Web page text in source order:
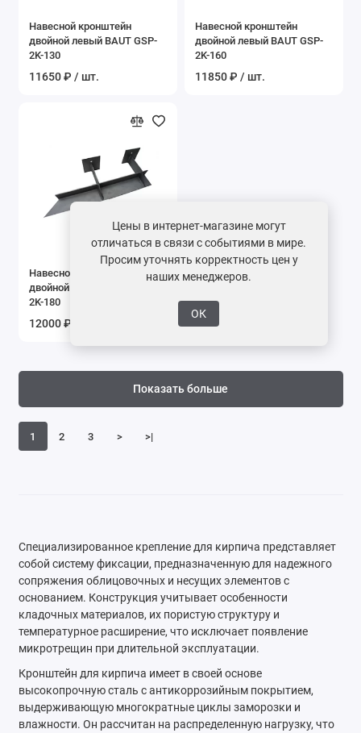
Навесной кронштейн
двойной левый BAUT GSP-
2K-130
11650 ₽ / шт.
Навесной кронштейн
двойной левый BAUT GSP-
2K-160
11850 ₽ / шт.
Навесной кронштейн
двойной левый BAUT GSP-
2K-180
12000 ₽ / шт.
1 2 3 > >|
Показать больше
Специализированное крепление для кирпича представляет
собой систему фиксации, предназначенную для надежного
сопряжения облицовочных и несущих элементов с
основанием. Конструкция учитывает особенности
кладочных материалов, их пористую структуру и
температурное расширение, что исключает появление
микротрещин при длительной эксплуатации.
Кронштейн для кирпича имеет в своей основе
высокопрочную сталь с антикоррозийным покрытием,
выдерживающую многократные циклы заморозки и
влажности. Он рассчитан на распределенную нагрузку, что
Цены в интернет-магазине могут
отличаться в связи с событиями в мире.
Просим уточнять корректность цен у
наших менеджеров.
ОК